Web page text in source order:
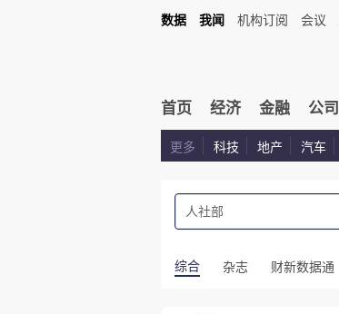
数据 我闻 机构订阅 会议
首页 经济 金融 公司
更多 科技 地产 汽车
综合 杂志 财新数据通